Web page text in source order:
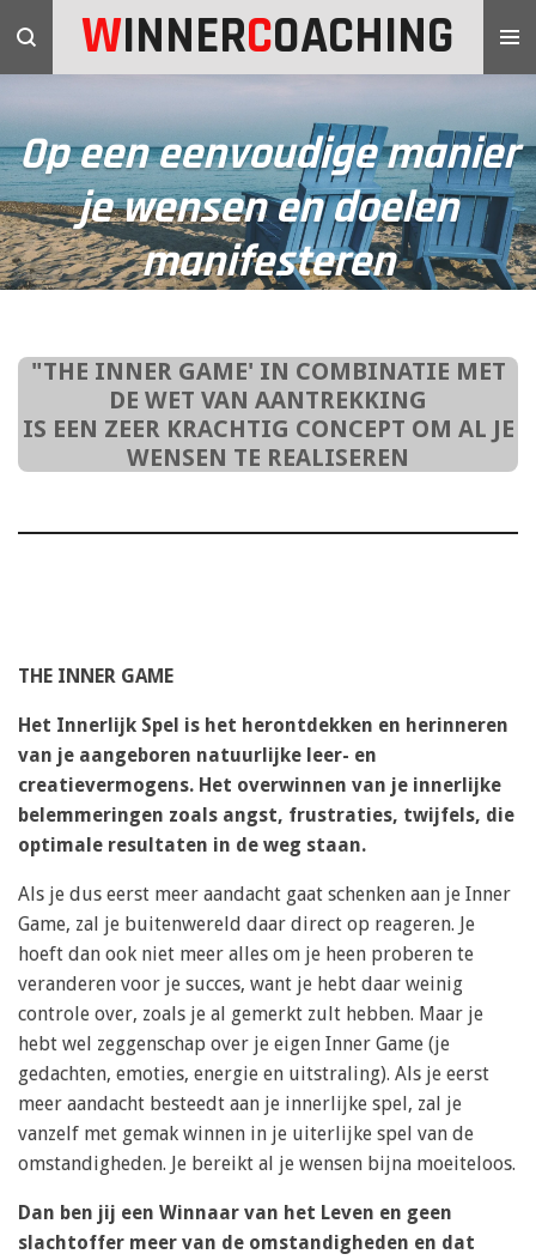
Ga
hoofdinhoud
WINNERCOACHING
Op een eenvoudige manier
je wensen en doelen
manifesteren
"THE INNER GAME' IN COMBINATIE MET
DE WET VAN AANTREKKING
IS EEN ZEER KRACHTIG CONCEPT OM AL JE
WENSEN TE REALISEREN
THE INNER GAME
Het Innerlijk Spel is het herontdekken en herinneren
van je aangeboren natuurlijke leer- en
creatievermogens. Het overwinnen van je innerlijke
belemmeringen zoals angst, frustraties, twijfels, die
optimale resultaten in de weg staan.
Als je dus eerst meer aandacht gaat schenken aan je Inner
Game, zal je buitenwereld daar direct op reageren. Je
hoeft dan ook niet meer alles om je heen proberen te
veranderen voor je succes, want je hebt daar weinig
controle over, zoals je al gemerkt zult hebben. Maar je
hebt wel zeggenschap over je eigen Inner Game (je
gedachten, emoties, energie en uitstraling). Als je eerst
meer aandacht besteedt aan je innerlijke spel, zal je
vanzelf met gemak winnen in je uiterlijke spel van de
omstandigheden. Je bereikt al je wensen bijna moeiteloos.
Dan ben jij een Winnaar van het Leven en geen
slachtoffer meer van de omstandigheden en dat